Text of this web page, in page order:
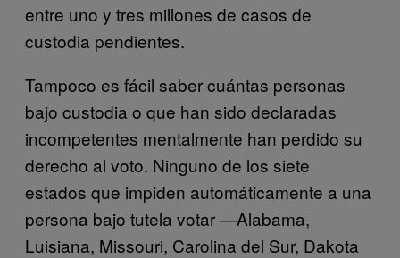
entre uno y tres millones de casos de
custodia pendientes.
Tampoco es fácil saber cuántas personas
bajo custodia o que han sido declaradas
incompetentes mentalmente han perdido su
derecho al voto. Ninguno de los siete
estados que impiden automáticamente a una
persona bajo tutela votar —Alabama,
Luisiana, Missouri, Carolina del Sur, Dakota